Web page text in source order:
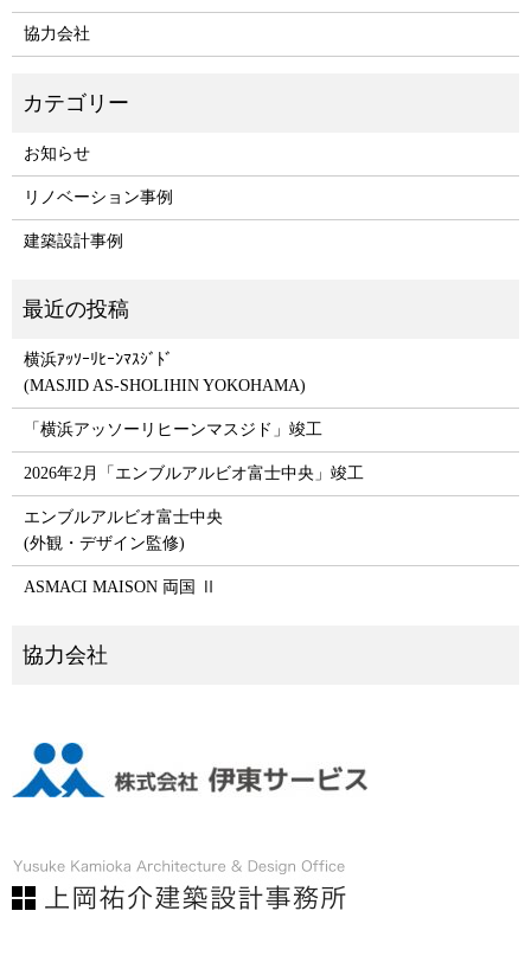
協力会社
お知らせ
リノベーション事例
建築設計事例
横浜ｱｯｿｰﾘﾋｰﾝﾏｽｼﾞﾄﾞ
(MASJID AS-SHOLIHIN YOKOHAMA)
「横浜アッソーリヒーンマスジド」竣工
2026年2月「エンブルアルビオ富士中央」竣工
エンブルアルビオ富士中央
(外観・デザイン監修)
ASMACI MAISON 両国 Ⅱ